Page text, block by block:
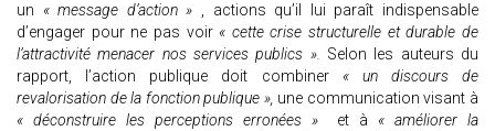
un « message d’action » , actions qu’il lui paraît indispensable
d’engager pour ne pas voir « cette crise structurelle et durable de
l’attractivité menacer nos services publics ». Selon les auteurs du
rapport, l’action publique doit combiner« un discours de
revalorisation de la fonction publique », une communication visant à
« déconstruire les perceptions erronées »
et à « améliorer la